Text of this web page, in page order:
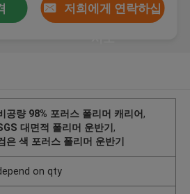
저희에게 연락하십
공량 98% 포러스 폴리머 캐리어,
대면적 폴리머 운반기,
은 색 포러스 폴리머 운반기
on qty